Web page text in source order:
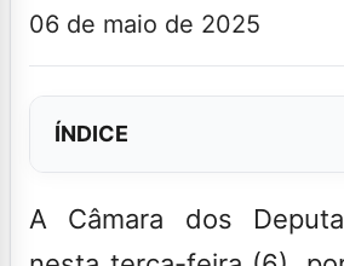
531 tem urgência
06 de maio de 2025